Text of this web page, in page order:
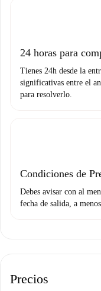
Prueba de
no nos
24 horas para
Tienes 24h desde la
significativas entre el
para resolverlo.
Condiciones de
Debes avisar con al
fecha de salida, a
Precios